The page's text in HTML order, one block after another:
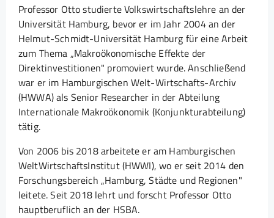
Professor Otto studierte Volkswirtschaftslehre an der
Universität Hamburg, bevor er im Jahr 2004 an der
Helmut-Schmidt-Universität Hamburg für eine Arbeit
zum Thema „Makroökonomische Effekte der
Direktinvestitionen" promoviert wurde. Anschließend
war er im Hamburgischen Welt-Wirtschafts-Archiv
(HWWA) als Senior Researcher in der Abteilung
Internationale Makroökonomik (Konjunkturabteilung)
tätig.
Von 2006 bis 2018 arbeitete er am Hamburgischen
WeltWirtschaftsInstitut (HWWI), wo er seit 2014 den
Forschungsbereich „Hamburg, Städte und Regionen"
leitete. Seit 2018 lehrt und forscht Professor Otto
hauptberuflich an der HSBA.